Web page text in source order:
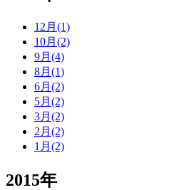
12月(1)
10月(2)
9月(4)
8月(1)
6月(2)
5月(2)
3月(2)
2月(2)
1月(2)
2015年